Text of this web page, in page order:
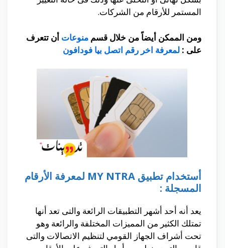
المستمر للأرقام من الشركات.
ومن الممكن أيضاً من خلال قسم منوعات أن تتعرف
على : لمعرفة اخر رقم اتصل بيا فودافون
أستخدام تطبيق MY NTRA لمعرفة الأرقام
المسجلة :
يعد أنه أحد أشهر التطبيقات الرائعة والتى تعد أنها
تمتلك الكثير من المميزات المختلفة والرائعة وهو
تحت أشراف الجهاز القومي لتنظيم الاتصالات والتى